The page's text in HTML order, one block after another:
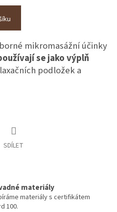
mikromasážní účinky
se jako výplň
podložek a
SDÍLET
materiály
materiály s certifikátem
100.